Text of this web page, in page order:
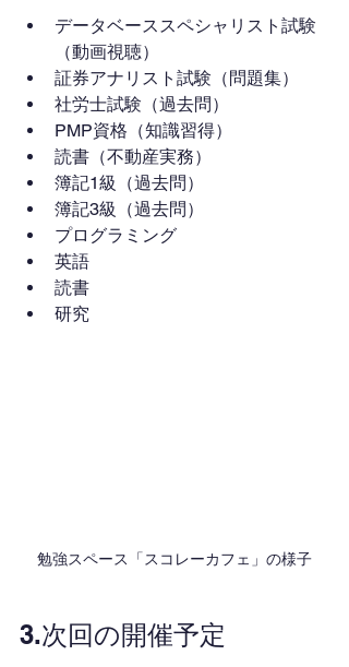
データベーススペシャリスト試験
（動画視聴）
証券アナリスト試験（問題集）
社労士試験（過去問）
PMP資格（知識習得）
読書（不動産実務）
簿記1級（過去問）
簿記3級（過去問）
プログラミング
英語
読書
研究
勉強スペース「スコレーカフェ」の様子
3.次回の開催予定